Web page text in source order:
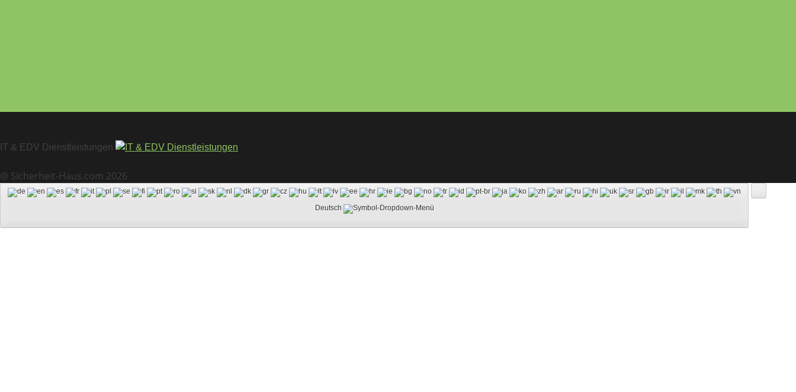
IT & EDV Dienstleistungen
@ Sicherheit-Haus.com 2026
Deutsch